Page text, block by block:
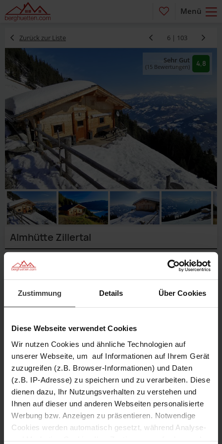
Zustimmung Details Über Cookies
Diese Webseite verwendet Cookies
Wir nutzen Cookies und ähnliche Technologien auf
unserer Webseite, um auf Informationen auf Ihrem Gerät
zuzugreifen (z.B. Browser-Informationen) und Daten
(z.B. IP-Adresse) zu speichern und zu verarbeiten. Diese
dienen dazu, Ihr Nutzungsverhalten zu verstehen und
Ihnen auf dieser und anderen Webseiten personalisierte
Werbung bzw. Anzeigen zu präsentieren. Notwendige
Cookies werden automatisch gesetzt, während Analyse-
Menü
Zurück zur Liste 6 | 103
4,8
Sehr Gut
(15 Bewertungen)
Almhütte Zillertal
an,
Verfügbarkeit prüfen
6 Personen 3 Schlafzimmer
65 m² Größe 1.700 m Höhe
Beschreibung
Aussenansicht
Winter
1/23
Aussenansicht
Sommer
2/23 Talblick
3/23 Talblick
Aussenansicht
5/23
Stube
/
Wohnzimmer
6/23
Stube
Wohnzimmer
7/23
Stube
/
Wohnzimmer
8/23 Küche
9/23 Küche
10/23 Küche
11/23